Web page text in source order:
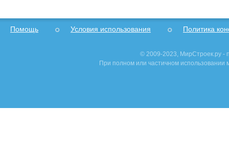
Помощь Условия использования Политика
© 2009-2023, МирСтроек.ру -
При полном или частичном использовании